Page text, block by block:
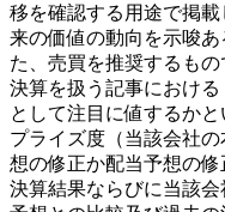
移を確認する用途で掲
来の価値の動向を示唆
た、売買を推奨するもの
決算を扱う記事におけ
として注目に値するか
プライズ度（当該会社
想の修正か配当予想の
決算結果ならびに当該